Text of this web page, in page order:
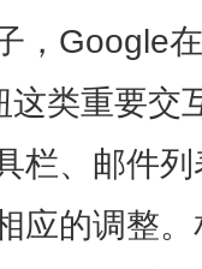
，Google
这类重要
栏、邮件
应的调整